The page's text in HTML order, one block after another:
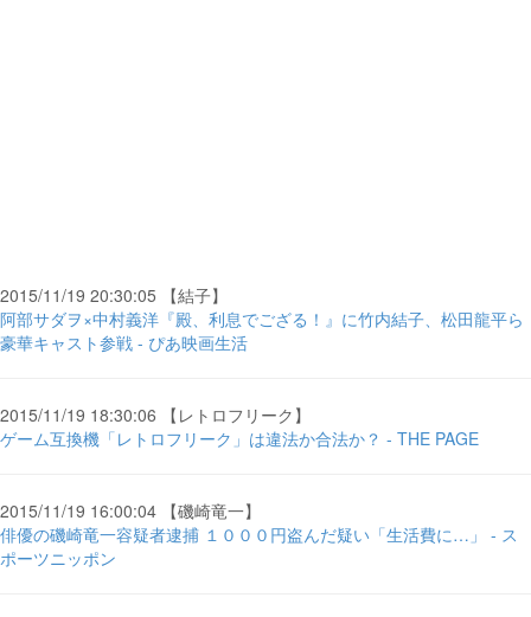
2015/11/19 20:30:05 【結子】
阿部サダヲ×中村義洋『殿、利息でござる！』に竹内結子、松田龍平ら
豪華キャスト参戦 - ぴあ映画生活
2015/11/19 18:30:06 【レトロフリーク】
ゲーム互換機「レトロフリーク」は違法か合法か？ - THE PAGE
2015/11/19 16:00:04 【磯崎竜一】
俳優の磯崎竜一容疑者逮捕 １０００円盗んだ疑い「生活費に…」 - ス
ポーツニッポン